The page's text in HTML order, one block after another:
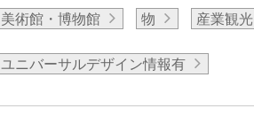
美術館・博物館 物 産業観光
ユニバーサルデザイン情報有